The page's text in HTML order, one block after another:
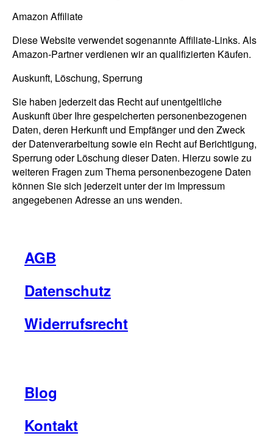
Amazon Affiliate
Diese Website verwendet sogenannte Affiliate-Links. Als
Amazon-Partner verdienen wir an qualifizierten Käufen.
Auskunft, Löschung, Sperrung
Sie haben jederzeit das Recht auf unentgeltliche
Auskunft über Ihre gespeicherten personenbezogenen
Daten, deren Herkunft und Empfänger und den Zweck
der Datenverarbeitung sowie ein Recht auf Berichtigung,
Sperrung oder Löschung dieser Daten. Hierzu sowie zu
weiteren Fragen zum Thema personenbezogene Daten
können Sie sich jederzeit unter der im Impressum
angegebenen Adresse an uns wenden.
AGB
Datenschutz
Widerrufsrecht
Blog
Kontakt